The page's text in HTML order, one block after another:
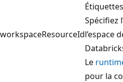
workspaceResourceId
Spécifiez
l’espace
Le
pour la